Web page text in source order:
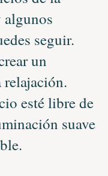
seguir.
un
esté libre de
suave